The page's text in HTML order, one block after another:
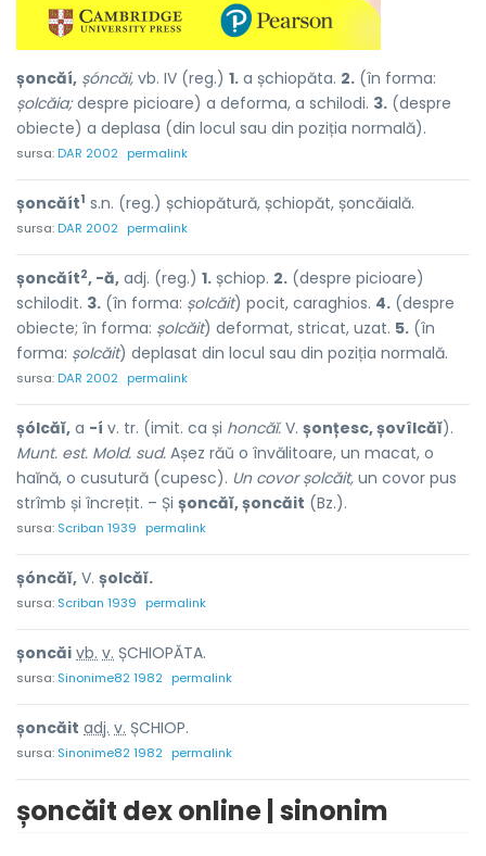
șoncăí, șóncăi, vb. IV (reg.) 1. a șchiopăta. 2. (în forma:
șolcăia;despre picioare) a deforma, a schilodi. 3. (despre
obiecte) a deplasa (din locul sau din poziția normală).
sursa:DAR 2002 permalink
șoncăít1 s.n. (reg.) șchiopătură, șchiopăt, șoncăială.
sursa:DAR 2002 permalink
șoncăít2, -ă, adj. (reg.) 1. șchiop. 2. (despre picioare)
schilodit. 3. (în forma: șolcăit) pocit, caraghios. 4. (despre
obiecte; în forma: șolcăit) deformat, stricat, uzat. 5. (în
forma: șolcăit) deplasat din locul sau din poziția normală.
sursa:DAR 2002 permalink
șólcăĭ, a -í v. tr. (imit. ca și honcăĭ. V. șonțesc, șovîlcăĭ).
Munt. est. Mold. sud. Așez răŭ o învălitoare, un macat, o
haĭnă, o cusutură (cupesc). Un covor șolcăit, un covor pus
strîmb și încrețit. – Și șoncăĭ, șoncăit (Bz.).
sursa: Scriban 1939 permalink
șóncăĭ, V. șolcăĭ.
sursa: Scriban 1939 permalink
șoncăi vb. v. ȘCHIOPĂTA.
sursa: Sinonime82 1982 permalink
șoncăit adj. v. ȘCHIOP.
sursa: Sinonime82 1982 permalink
șoncăit dex online | sinonim